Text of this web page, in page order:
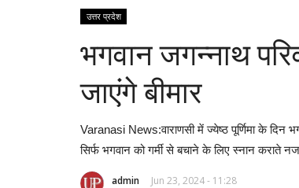
उत्तर प्रदेश
भगवान जगन्नाथ
जाएंगे बीमार
Varanasi News:वाराणसी में ज्येष्ठ पूर्णिमा के दिन
सिर्फ भगवान को गर्मी से बचाने के लिए स्नान
admin Jun 23, 2024 - 11:28